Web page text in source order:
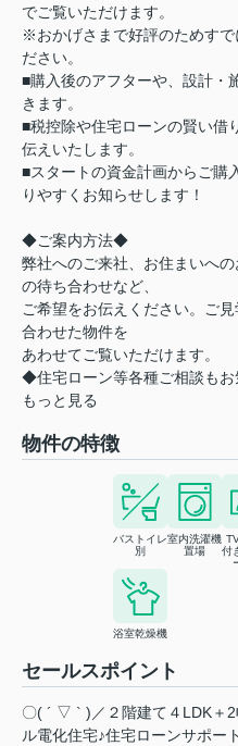
でご覧いただけます。
※おかげさまで好評のためすで
ださい。
■購入後のアフターや、設計・
きます。
■税控除や住宅ローンの賢い借
伝えいたします。
■スタートの資金計画からご購
りやすくお知らせします！
◆ご案内方法◆
弊社へのご来社、お住まいへ
の待ち合わせなど、
ご希望をお伝えください。ご
合わせた物件を
あわせてご覧いただけます。
◆住宅ローン等各種ご相談も
もっと見る
物件の特徴
バストイレ
別
室内洗濯機
置場
付
浴室乾燥機
セールスポイント
〇( ´ ▽ ` )／２階建て４LDK＋
ル電化住宅♪住宅ローンサポー